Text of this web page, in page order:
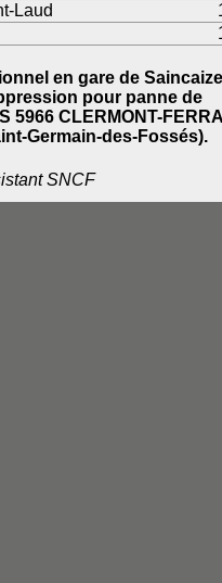
Laud
en gare de Saincaize
pour panne de
5966 CLERMONT-
Germain-des-Fossés).
SNCF